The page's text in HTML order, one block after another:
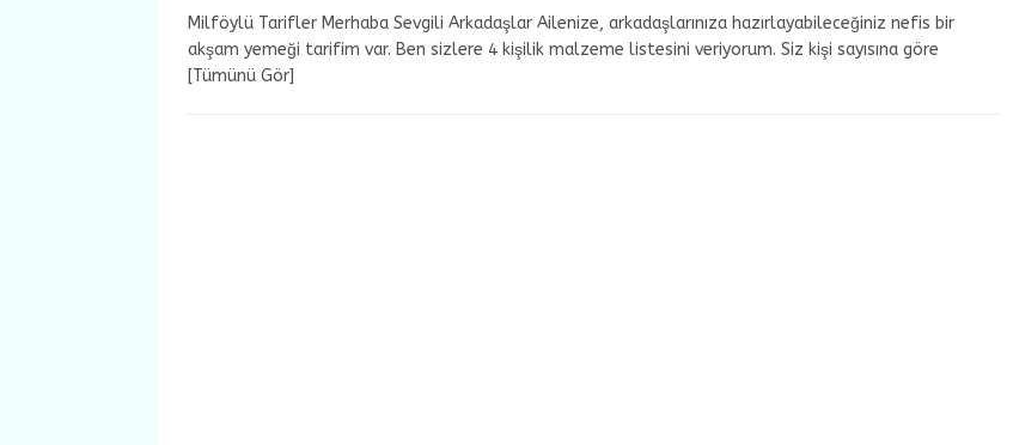
Milföylü Tarifler Merhaba Sevgili Arkadaşlar Ailenize, arkadaşlarınıza hazırlayabileceğiniz nefis bir
akşam yemeği tarifim var. Ben sizlere 4 kişilik malzeme listesini veriyorum. Siz kişi sayısına göre
[Tümünü Gör]